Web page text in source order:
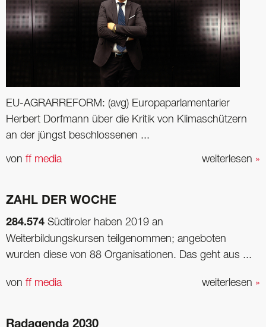
EU-AGRARREFORM: (avg) Europaparlamentarier
Herbert Dorfmann über die Kritik von Klimaschützern
an der jüngst beschlossenen ...
weiterlesen »
von ff media
ZAHL DER WOCHE
284.574 Südtiroler haben 2019 an
Weiterbildungskursen teilgenommen; angeboten
wurden diese von 88 Organisationen. Das geht aus ...
weiterlesen »
von ff media